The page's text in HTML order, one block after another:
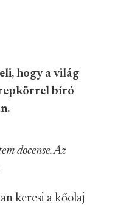
hogy a világ
bíró
docense. Az
keresi a kőolaj